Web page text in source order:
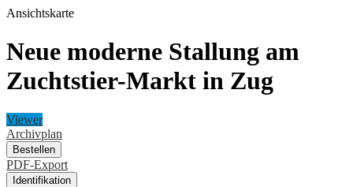
Ansichtskarte
Neue moderne Stallung am
Zuchtstier-Markt in Zug
Viewer
Archivplan
Bestellen
PDF-Export
Identifikation